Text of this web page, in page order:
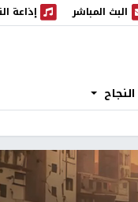
البث المباشر
المباشر إذاعة
إذاعة النجاح